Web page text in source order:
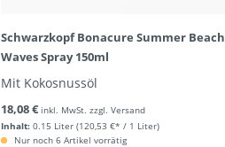
Schwarzkopf Bonacure Summer Beach
Waves Spray 150ml
Mit Kokosnussöl
Inhalt: 0.15 Liter (120,53 €* / 1 Liter)
18,08 € inkl. MwSt. zzgl. Versand
Nur noch 6 Artikel vorrätig